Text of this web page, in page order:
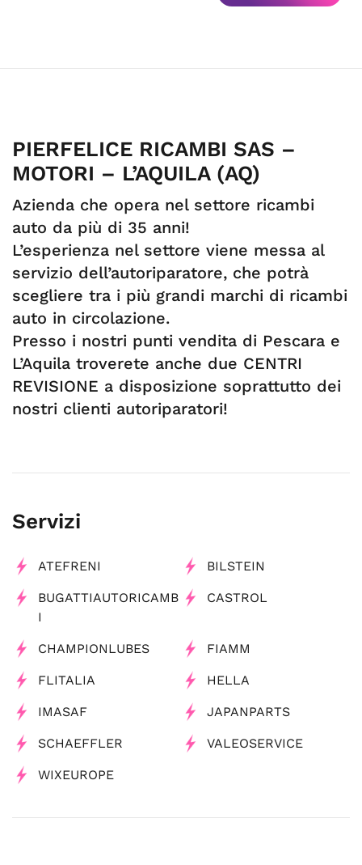
PIERFELICE RICAMBI SAS –
MOTORI – L’AQUILA (AQ)
Azienda che opera nel settore ricambi
auto da più di 35 anni!
L’esperienza nel settore viene messa al
servizio dell’autoriparatore, che potrà
scegliere tra i più grandi marchi di ricambi
auto in circolazione.
Presso i nostri punti vendita di Pescara e
L’Aquila troverete anche due CENTRI
REVISIONE a disposizione soprattutto dei
nostri clienti autoriparatori!
Servizi
ATEFRENI BILSTEIN
BUGATTIAUTORICAMB
I
CASTROL
CHAMPIONLUBES FIAMM
FLITALIA HELLA
IMASAF JAPANPARTS
SCHAEFFLER VALEOSERVICE
WIXEUROPE